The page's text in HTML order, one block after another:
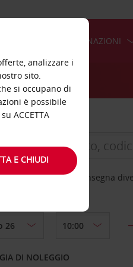
DESTINAZIONI
una località di riconsegna
DI NOLEGGIO
analizzare i
sito.
si occupano di
è possibile
ACCETTA
E CHIUDI